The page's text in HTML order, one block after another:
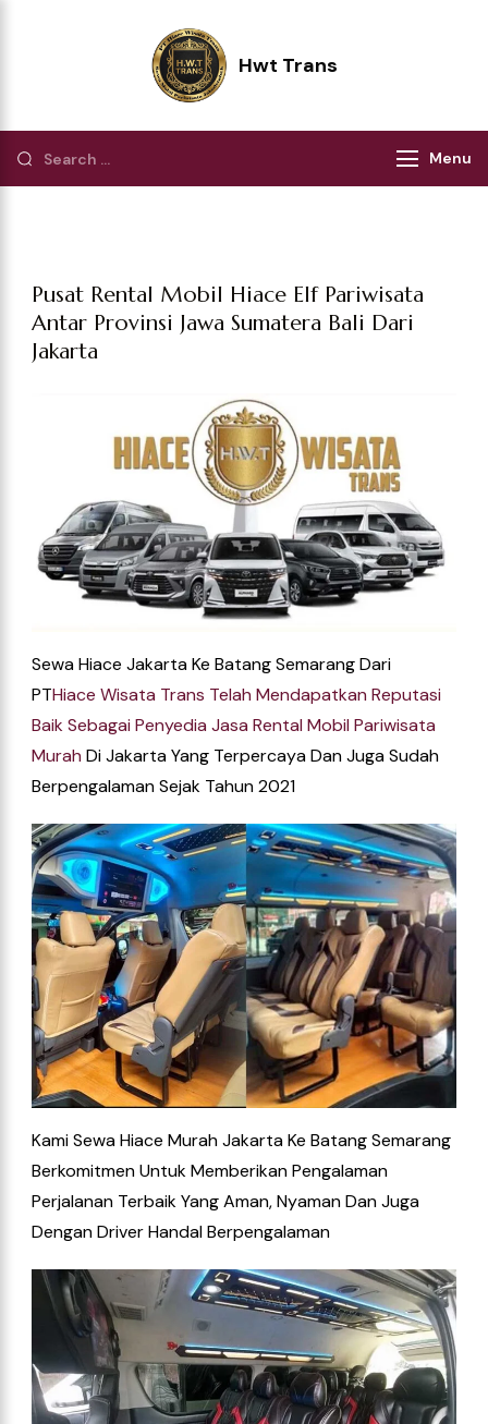
Hwt Trans
Menu
Pusat Rental Mobil Hiace Elf Pariwisata
Antar Provinsi Jawa Sumatera Bali Dari
Jakarta
Sewa Hiace Jakarta Ke Batang Semarang Dari
PTHiace Wisata Trans Telah Mendapatkan Reputasi
BaikSebagai Penyedia Jasa Rental Mobil Pariwisata
Murah DiJakartaYang Terpercaya Dan Juga Sudah
Berpengalaman Sejak Tahun 2021
Kami Sewa Hiace Murah Jakarta Ke Batang Semarang
Berkomitmen Untuk Memberikan Pengalaman
Perjalanan Terbaik Yang Aman, Nyaman Dan Juga
Dengan Driver Handal Berpengalaman